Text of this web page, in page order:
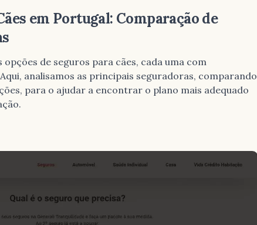
em Portugal: Comparação de
de seguros para cães, cada uma com
analisamos as principais seguradoras, comparando
para o ajudar a encontrar o plano mais adequado